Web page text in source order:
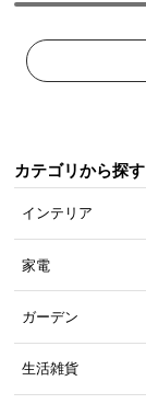
カテゴリから探す
インテリア
家電
ガーデン
生活雑貨